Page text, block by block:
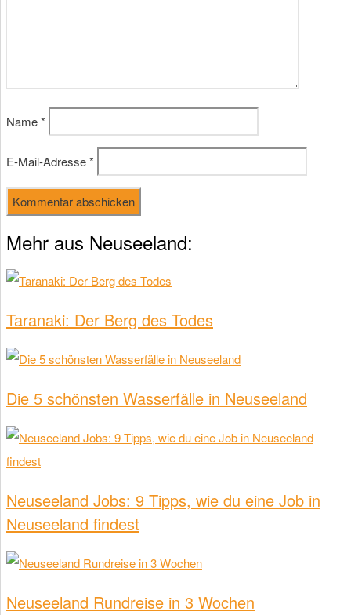
Name*
E-Mail-Adresse*
Mehr aus Neuseeland:
Taranaki: Der Berg des Todes
Die 5 schönsten Wasserfälle in Neuseeland
Neuseeland Jobs: 9 Tipps, wie du eine Job in
Neuseeland findest
Neuseeland Rundreise in 3 Wochen